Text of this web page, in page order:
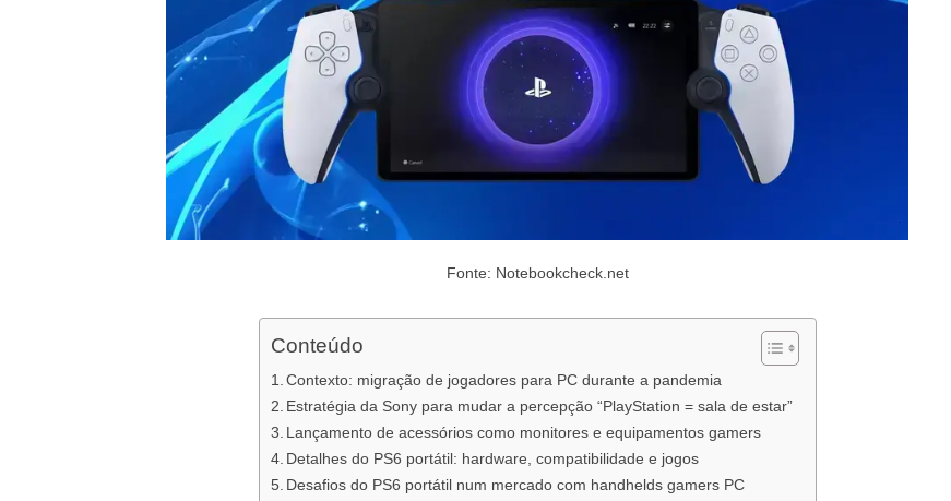
Fonte: Notebookcheck.net
Conteúdo
Contexto: migração de jogadores para PC durante a pandemia
Estratégia da Sony para mudar a percepção “PlayStation = sala de estar”
Lançamento de acessórios como monitores e equipamentos gamers
Detalhes do PS6 portátil: hardware, compatibilidade e jogos
Desafios do PS6 portátil num mercado com handhelds gamers PC